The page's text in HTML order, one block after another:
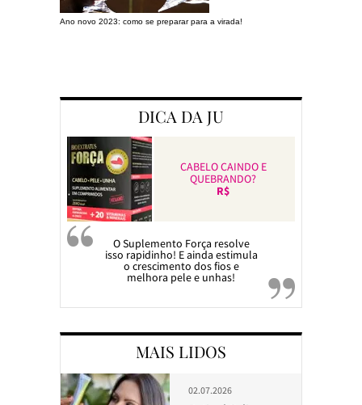
Ano novo 2023: como se preparar para a virada!
DICA DA JU
CABELO CAINDO E
QUEBRANDO?
R$
O Suplemento Força resolve
isso rapidinho! E ainda estimula
o crescimento dos fios e
melhora pele e unhas!
MAIS LIDOS
02.07.2026